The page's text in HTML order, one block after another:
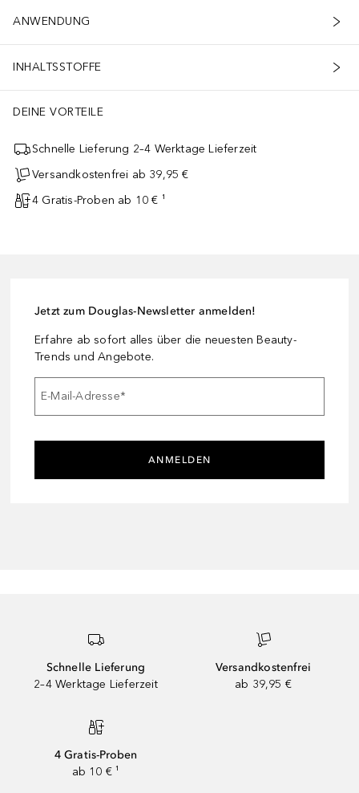
ANWENDUNG
INHALTSSTOFFE
DEINE VORTEILE
Schnelle Lieferung 2–4 Werktage Lieferzeit
Versandkostenfrei ab 39,95 €
4 Gratis-Proben ab 10 € ¹
Jetzt zum Douglas-Newsletter anmelden!
Erfahre ab sofort alles über die neuesten Beauty-
Trends und Angebote.
E-Mail-Adresse*
ANMELDEN
Schnelle Lieferung
2–4 Werktage Lieferzeit
Versandkostenfrei
ab 39,95 €
4 Gratis-Proben
ab 10 € ¹